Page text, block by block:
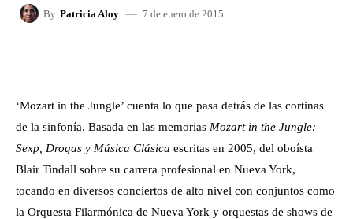
By Patricia Aloy 7 de enero de 2015
‘Mozart in the Jungle’ cuenta lo que pasa detrás de las cortinas
de la sinfonía. Basada en las memorias Mozart in the Jungle:
Sexp, Drogas y Música Clásica escritas en 2005, del oboísta
Blair Tindall sobre su carrera profesional en Nueva York,
tocando en diversos conciertos de alto nivel con conjuntos como
la Orquesta Filarmónica de Nueva York y orquestas de shows de